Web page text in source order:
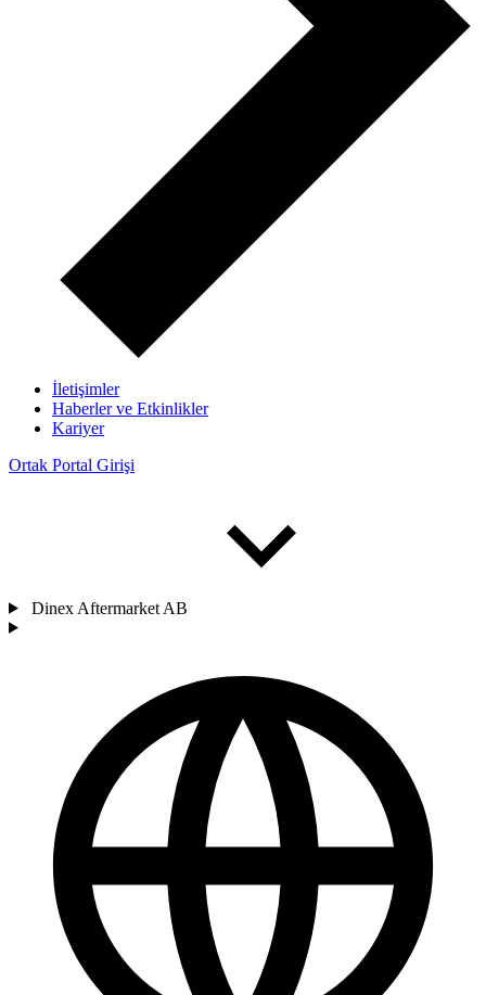
İletişimler
Haberler ve Etkinlikler
Kariyer
Ortak Portal Girişi
Dinex Aftermarket AB